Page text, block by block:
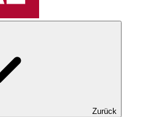
Zurück